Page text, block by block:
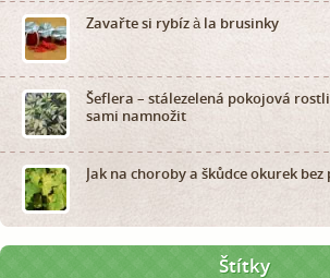
Zavařte si rybíz à la brusinky
Šeflera – stálezelená pokojová
sami namnožit
Jak na choroby a škůdce okurek
Štítky